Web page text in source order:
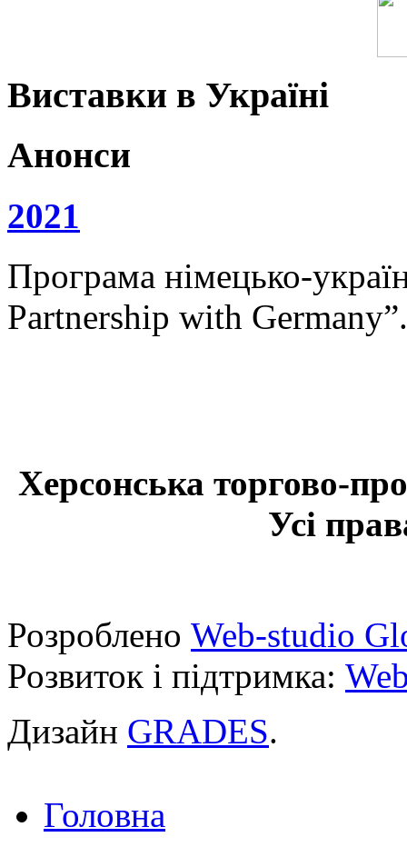
Виставки в Україні
Анонси
2021
Програма німецько-
Partnership with
Херсонська торгово-
Усі
Розроблено Web-studio
Розвиток і підтримка:
Дизайн GRADES.
Головна